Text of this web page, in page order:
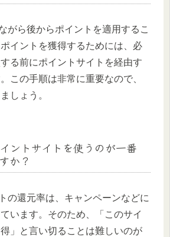
がら後からポイントを適用するこ
イントを獲得するためには、必
る前にポイントサイトを経由す
この手順は非常に重要なので、
しょう。
ントサイトを使うのが一番
か？
の還元率は、キャンペーンなどに
います。そのため、「このサイ
」と言い切ることは難しいのが